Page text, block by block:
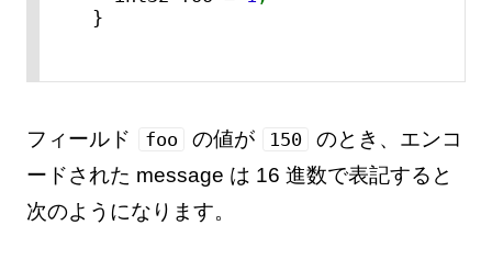
}
フィールド foo の値が 150
のとき、エンコ
ードされた message は 16 進数で表記すると
次のようになります。